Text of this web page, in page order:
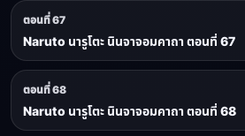
ตอนที่ 67
Naruto นารูโตะ นินจาจอมคาถา ตอนที่ 67
ตอนที่ 68
Naruto นารูโตะ นินจาจอมคาถา ตอนที่ 68